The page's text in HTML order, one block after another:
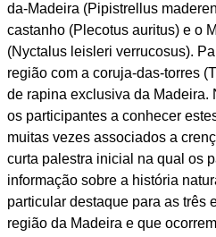
da-Madeira (Pipistrellus
castanho (Plecotus auritus) e o
(Nyctalus leisleri verrucosus).
região com a coruja-das-torres
de rapina exclusiva da Madeira.
os participantes a conhecer
muitas vezes associados a
curta palestra inicial na qual os
informação sobre a história
particular destaque para as três
região da Madeira e que